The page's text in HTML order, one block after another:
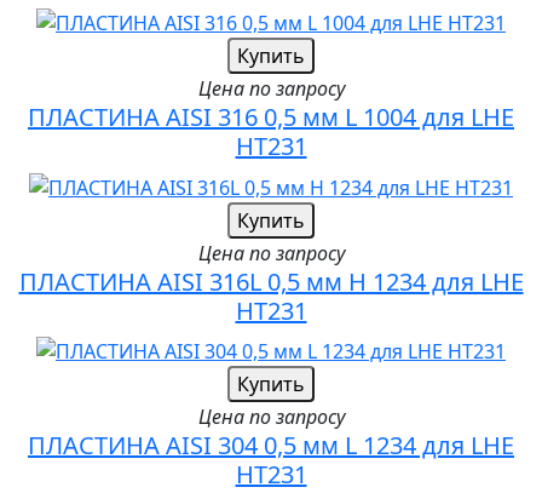
Купить
Цена по запросу
ПЛАСТИНА AISI 316 0,5 мм L 1004 для LHE
HT231
Купить
Цена по запросу
ПЛАСТИНА AISI 316L 0,5 мм H 1234 для LHE
HT231
Купить
Цена по запросу
ПЛАСТИНА AISI 304 0,5 мм L 1234 для LHE
HT231